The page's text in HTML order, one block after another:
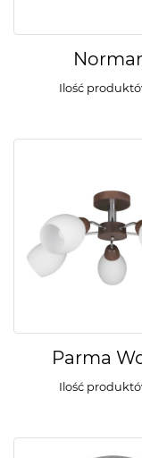
Ilość
Parma
Ilość